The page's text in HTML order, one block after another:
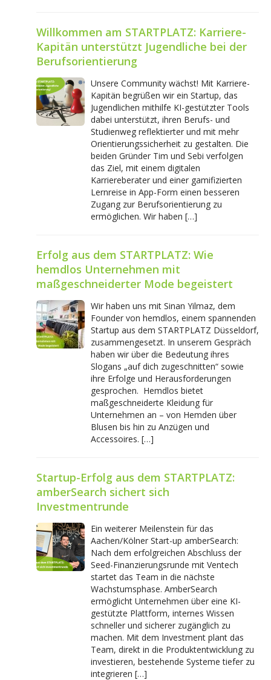
Willkommen am STARTPLATZ: Karriere-
Kapitän unterstützt Jugendliche bei der
Berufsorientierung
Unsere Community wächst! Mit Karriere-
Kapitän begrüßen wir ein Startup, das
Jugendlichen mithilfe KI-gestützter Tools
dabei unterstützt, ihren Berufs- und
Studienweg reflektierter und mit mehr
Orientierungssicherheit zu gestalten. Die
beiden Gründer Tim und Sebi verfolgen
das Ziel, mit einem digitalen
Karriereberater und einer gamifizierten
Lernreise in App-Form einen besseren
Zugang zur Berufsorientierung zu
ermöglichen. Wir haben […]
Erfolg aus dem STARTPLATZ: Wie
hemdlos Unternehmen mit
maßgeschneiderter Mode begeistert
Wir haben uns mit Sinan Yilmaz, dem
Founder von hemdlos, einem spannenden
Startup aus dem STARTPLATZ Düsseldorf,
zusammengesetzt. In unserem Gespräch
haben wir über die Bedeutung ihres
Slogans „auf dich zugeschnitten“ sowie
ihre Erfolge und Herausforderungen
gesprochen. Hemdlos bietet
maßgeschneiderte Kleidung für
Unternehmen an – von Hemden über
Blusen bis hin zu Anzügen und
Accessoires. […]
Startup-Erfolg aus dem STARTPLATZ:
amberSearch sichert sich
Investmentrunde
Ein weiterer Meilenstein für das
Aachen/Kölner Start-up amberSearch:
Nach dem erfolgreichen Abschluss der
Seed-Finanzierungsrunde mit Ventech
startet das Team in die nächste
Wachstumsphase. AmberSearch
ermöglicht Unternehmen über eine KI-
gestützte Plattform, internes Wissen
schneller und sicherer zugänglich zu
machen. Mit dem Investment plant das
Team, direkt in die Produktentwicklung zu
investieren, bestehende Systeme tiefer zu
integrieren […]